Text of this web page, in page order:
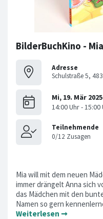
BilderBuchKino -
Adresse
Schulstraße 5,
Mia will mit dem neuen
immer drängelt Anna sich
das Mädchen mit den
Namen so gern
Weiterlesen ➞